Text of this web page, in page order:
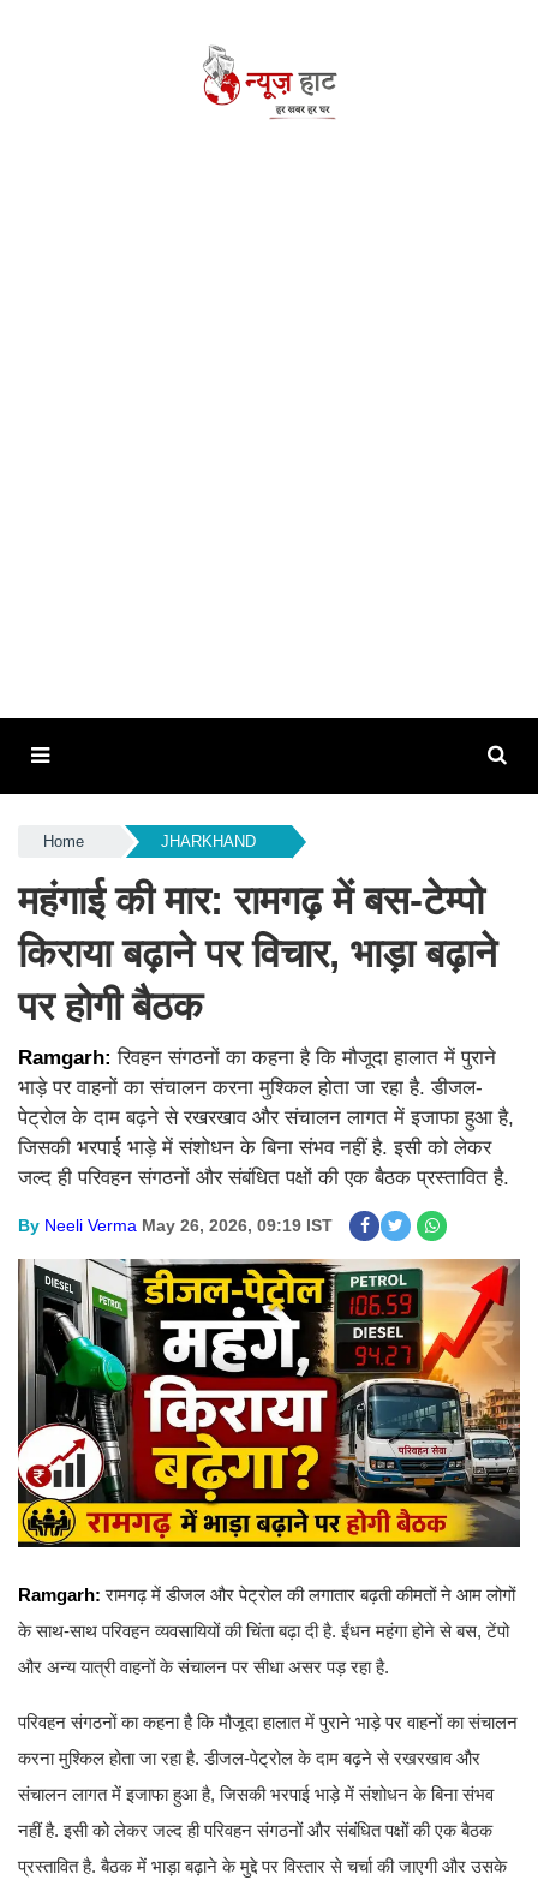
Home JHARKHAND
महंगाई की मार: रामगढ़ में बस-टेम्पो
किराया बढ़ाने पर विचार, भाड़ा बढ़ाने
पर होगी बैठक
Ramgarh:रिवहन संगठनों का कहना है कि मौजूदा हालात में पुराने
भाड़े पर वाहनों का संचालन करना मुश्किल होता जा रहा है. डीजल-
पेट्रोल के दाम बढ़ने से रखरखाव और संचालन लागत में इजाफा हुआ है,
जिसकी भरपाई भाड़े में संशोधन के बिना संभव नहीं है. इसी को लेकर
जल्द ही परिवहन संगठनों और संबंधित पक्षों की एक बैठक प्रस्तावित है.
By Neeli Verma May 26, 2026, 09:19 IST
Ramgarh:रामगढ़ में डीजल और पेट्रोल की लगातार बढ़ती कीमतों ने आम लोगों
के साथ-साथ परिवहन व्यवसायियों की चिंता बढ़ा दी है. ईंधन महंगा होने से बस, टेंपो
और अन्य यात्री वाहनों के संचालन पर सीधा असर पड़ रहा है.
परिवहन संगठनों का कहना है कि मौजूदा हालात में पुराने भाड़े पर वाहनों का संचालन
करना मुश्किल होता जा रहा है. डीजल-पेट्रोल के दाम बढ़ने से रखरखाव और
संचालन लागत में इजाफा हुआ है, जिसकी भरपाई भाड़े में संशोधन के बिना संभव
नहीं है. इसी को लेकर जल्द ही परिवहन संगठनों और संबंधित पक्षों की एक बैठक
प्रस्तावित है. बैठक में भाड़ा बढ़ाने के मुद्दे पर विस्तार से चर्चा की जाएगी और उसके